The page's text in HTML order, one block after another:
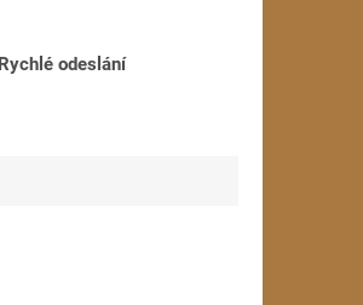
Rychlé odeslání